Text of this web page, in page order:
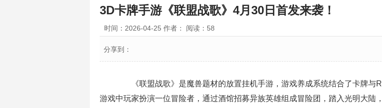
3D卡牌手游《联盟战歌》4月30日首发来袭！
时间：2026-04-25 作者： 阅读： 58
分享到：
《联盟战歌》是魔兽题材的放置挂机手游，游戏养成系统结合了卡牌与
游戏中玩家扮演一位冒险者，通过酒馆招募异族英雄组成冒险团，踏入光明大陆